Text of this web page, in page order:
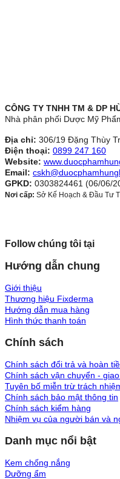
CÔNG TY TNHH TM & DP
Nhà phân phối Dược Mỹ
Địa chỉ: 306/19 Đặng Thùy
Điện thoại: 0899 247 160
Website:
Email:
GPKD: 0303824461 (06/06/
Nơi cấp: Sở Kế Hoạch & Đầu Tư
Follow chúng tôi tại
Hướng dẫn chung
Giới thiệu
Thương hiệu Fixderma
Hướng dẫn mua hàng
Hình thức thanh toán
Chính sách
Chính sách đổi trả và hoàn
Chính sách vận chuyển -
Tuyên bố miễn trừ trách
Chính sách bảo mật thông tin
Chính sách kiểm hàng
Nhiệm vụ của người bán và
Danh mục nổi bật
Kem chống nắng
Dưỡng ẩm